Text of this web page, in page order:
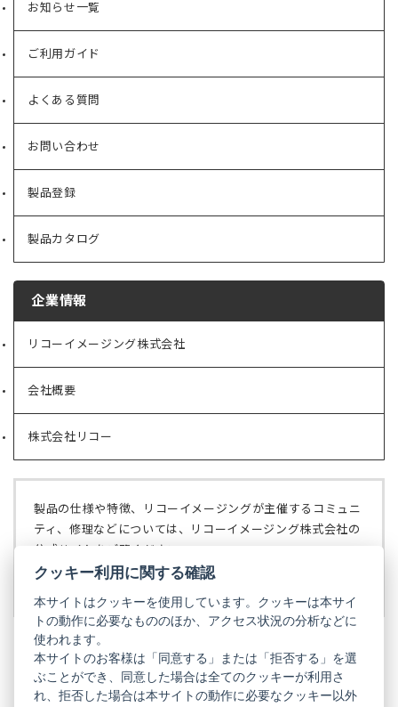
お知らせ一覧
ご利用ガイド
よくある質問
お問い合わせ
製品登録
製品カタログ
企業情報
リコーイメージング株式会社
（新
タ
ブ
で
開
く）
会社概要
（新
タ
ブ
く）
株式会社リコー
（新
ブ
開
製品の仕様や特徴、リコーイメージングが主催するコミュニ
ティ、修理などについては、リコーイメージング株式会社の
公式サイトをご覧ください。
リコーイメージング株式会社の公式サイト
（新
し
タ
ブ
で
開
く）
PENTAX
クッキー利用に関する確認
本サイトはクッキーを使用しています。クッキーは本サイ
トの動作に必要なもののほか、アクセス状況の分析などに
使われます。
本サイトのお客様は「同意する」または「拒否する」を選
ぶことができ、同意した場合は全てのクッキーが利用さ
れ、拒否した場合は本サイトの動作に必要なクッキー以外